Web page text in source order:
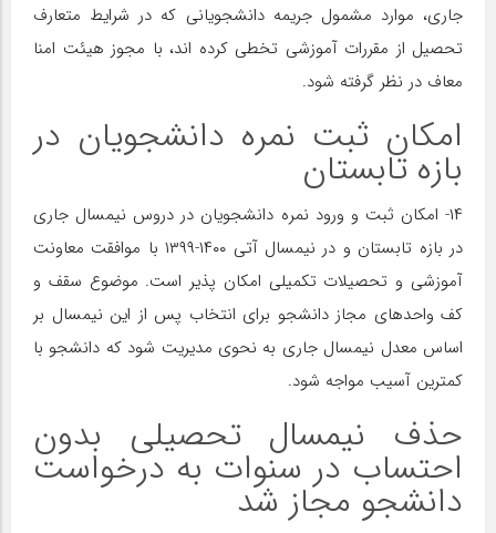
جاری، موارد مشمول جریمه دانشجویانی که در شرایط متعارف
تحصیل از مقررات آموزشی تخطی کرده اند، با مجوز هیئت امنا
معاف در نظر گرفته شود.
امکان ثبت نمره دانشجویان در
بازه تابستان
۱۴- امکان ثبت و ورود نمره دانشجویان در دروس نیمسال جاری
در بازه تابستان و در نیمسال آتی ۱۴۰۰-۱۳۹۹ با موافقت معاونت
آموزشی و تحصیلات تکمیلی امکان پذیر است. موضوع سقف و
کف واحدهای مجاز دانشجو برای انتخاب پس از این نیمسال بر
اساس معدل نیمسال جاری به نحوی مدیریت شود که دانشجو با
کمترین آسیب مواجه شود.
حذف نیمسال تحصیلی بدون
احتساب در سنوات به درخواست
دانشجو مجاز شد